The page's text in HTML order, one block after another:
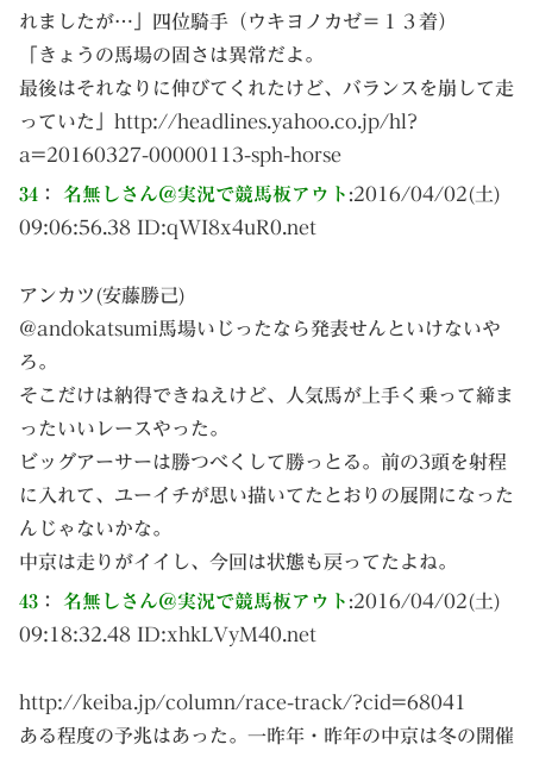
れましたが…」四位騎手（ウキヨノカゼ＝１３着）
「きょうの馬場の固さは異常だよ。
最後はそれなりに伸びてくれたけど、バランスを崩して走
っていた」http://headlines.yahoo.co.jp/hl?
a=20160327-00000113-sph-horse
34 ： 名無しさん＠実況で競馬板アウト :2016/04/02(土)
09:06:56.38 ID:qWI8x4uR0.net
アンカツ(安藤勝己)
@andokatsumi馬場いじったなら発表せんといけないや
ろ。
そこだけは納得できねえけど、人気馬が上手く乗って締ま
ったいいレースやった。
ビッグアーサーは勝つべくして勝っとる。前の3頭を射程
に入れて、ユーイチが思い描いてたとおりの展開になった
んじゃないかな。
中京は走りがイイし、今回は状態も戻ってたよね。
43 ： 名無しさん＠実況で競馬板アウト :2016/04/02(土)
09:18:32.48 ID:xhkLVyM40.net
http://keiba.jp/column/race-track/?cid=68041
ある程度の予兆はあった。一昨年・昨年の中京は冬の開催